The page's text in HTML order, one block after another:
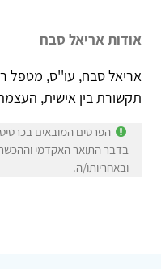
אודות אריאל סבח
תקשורת בין אישית,
הפרטים המובאים
בדבר התואר האקדמי
ובאחריותו/ה.